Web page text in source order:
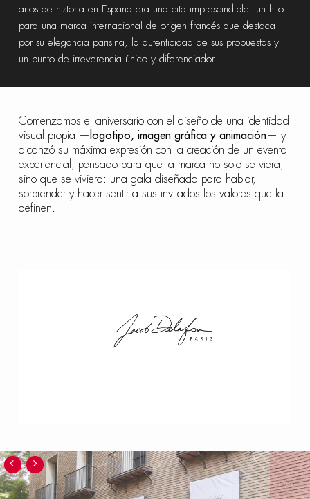
años de historia en España era una cita imprescindible: un hito
para una marca internacional de origen francés que destaca
por su elegancia parisina, la autenticidad de sus propuestas y
un punto de irreverencia único y diferenciador.
Comenzamos el aniversario con el diseño de una identidad
visual propia — logotipo, imagen gráfica y animación— y
alcanzó su máxima expresión con la creación de un evento
experiencial, pensado para que la marca no solo se viera,
sino que se viviera: una gala diseñada para hablar,
sorprender y hacer sentir a sus invitados los valores que la
definen.